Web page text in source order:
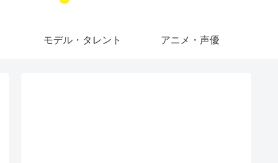
モデル・タレント アニメ・声優